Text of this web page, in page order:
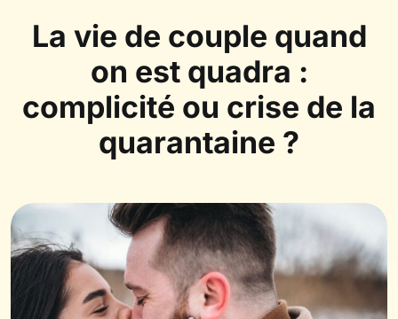
La vie de couple quand
on est quadra :
complicité ou crise de la
quarantaine ?